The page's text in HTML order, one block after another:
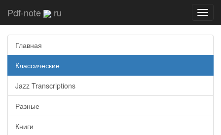
Pdf-note ru
Главная
Классические
Jazz Transcriptions
Разные
Книги